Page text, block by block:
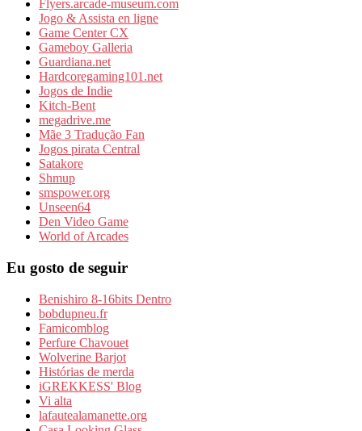
Flyers.arcade-museum.com
Jogo & Assista en ligne
Game Center CX
Gameboy Galleria
Guardiana.net
Hardcoregaming101.net
Jogos de Indie
Kitch-Bent
megadrive.me
Mãe 3 Tradução Fan
Jogos pirata Central
Satakore
Shmup
smspower.org
Unseen64
Den Video Game
World of Arcades
Eu gosto de seguir
Benishiro 8-16bits Dentro
bobdupneu.fr
Famicomblog
Perfure Chavouet
Wolverine Barjot
Histórias de merda
iGREKKESS' Blog
Vi alta
lafautealamanette.org